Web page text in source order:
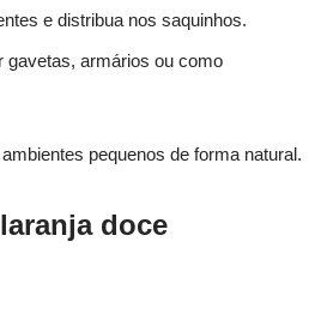
e distribua nos saquinhos.
gavetas, armários ou como
pequenos de forma natural.
doce